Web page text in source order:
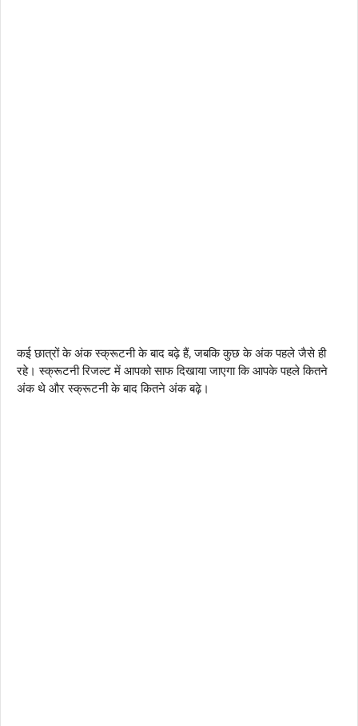
कई छात्रों के अंक स्क्रूटनी के बाद बढ़े हैं, जबकि कुछ के अंक पहले जैसे ही
रहे। स्क्रूटनी रिजल्ट में आपको साफ दिखाया जाएगा कि आपके पहले कितने
अंक थे और स्क्रूटनी के बाद कितने अंक बढ़े।